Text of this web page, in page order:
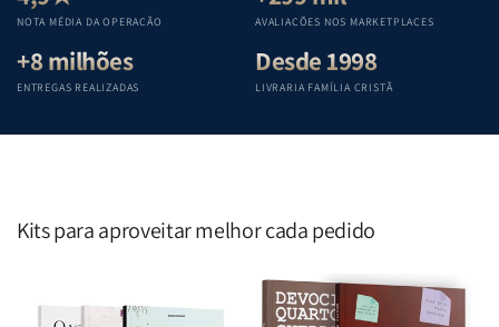
Penkal
Penkal
Penkal
NOTA MÉDIA DA OPERAÇÃO AVALIAÇÕES NOS MARKETPLACES
+8 milhões
ENTREGAS REALIZADAS
Desde 1998
LIVRARIA FAMÍLIA CRISTÃ
Kits para aproveitar melhor cada pedido